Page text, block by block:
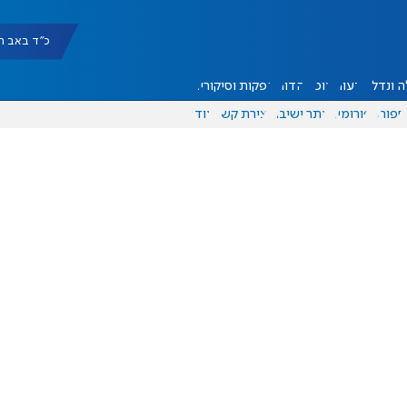
כ"ד באב תשפ"ו
ונדל"ן דעות אוכל יהדות הפקות וסיקורים
ספורט פורומים אתר ישיבה יצירת קשר עוד